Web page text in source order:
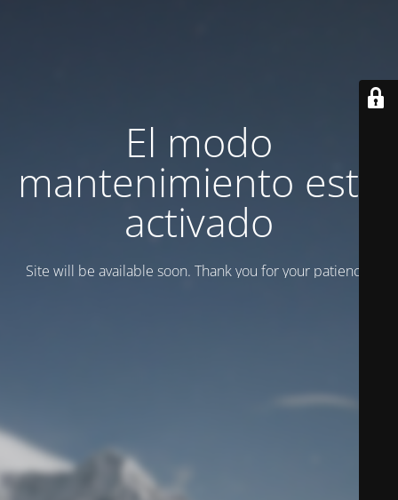
El modo
mantenimiento está
activado
Site will be available soon. Thank you for your patience!